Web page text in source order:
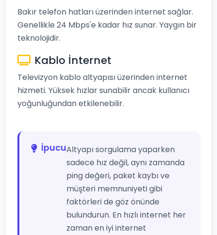
Bakır telefon hatları üzerinden internet sağlar.
Genellikle 24 Mbps'e kadar hız sunar. Yaygın bir
teknolojidir.
Kablo İnternet
Televizyon kablo altyapısı üzerinden internet
hizmeti. Yüksek hızlar sunabilir ancak kullanıcı
yoğunluğundan etkilenebilir.
İpucuAltyapı sorgulama yaparken
sadece hız değil, aynı zamanda
ping değeri, paket kaybı ve
müşteri memnuniyeti gibi
faktörleri de göz önünde
bulundurun. En hızlı internet her
zaman en iyi internet